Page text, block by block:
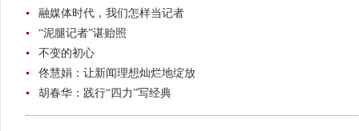
融媒体时代，我们怎样当记者
“泥腿记者”谌贻照
不变的初心
佟慧娟：让新闻理想灿烂地绽放
胡春华：践行“四力”写经典